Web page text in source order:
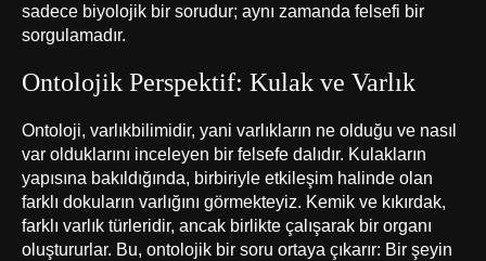
sadece biyolojik bir sorudur; aynı zamanda felsefi bir
sorgulamadır.
Ontolojik Perspektif: Kulak ve Varlık
Ontoloji, varlıkbilimidir, yani varlıkların ne olduğu ve nasıl
var olduklarını inceleyen bir felsefe dalıdır. Kulakların
yapısına bakıldığında, birbiriyle etkileşim halinde olan
farklı dokuların varlığını görmekteyiz. Kemik ve kıkırdak,
farklı varlık türleridir, ancak birlikte çalışarak bir organı
oluştururlar. Bu, ontolojik bir soru ortaya çıkarır: Bir şeyin